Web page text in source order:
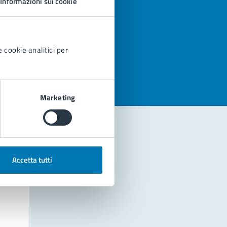
cookie analitici per
Marketing
Accetta tutti